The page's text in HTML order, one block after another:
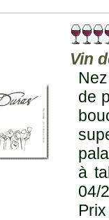
Vin
de
à
04/